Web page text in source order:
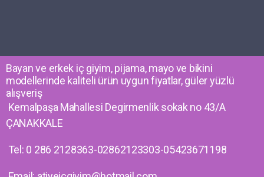
Bayan ve erkek iç giyim, pijama, mayo ve bikini
modellerinde kaliteli ürün uygun fiyatlar, güler yüzlü
alışveriş
Kemalpaşa Mahallesi Degirmenlik sokak no 43/A
ÇANAKKALE
Tel: 0 286 2128363-02862123303-05423671198